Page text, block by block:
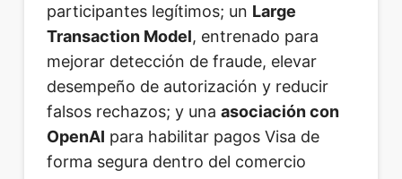
participantes legítimos; un Large
Transaction Model, entrenado para
mejorar detección de fraude, elevar
desempeño de autorización y reducir
falsos rechazos; y una asociación con
OpenAI para habilitar pagos Visa de
forma segura dentro del comercio